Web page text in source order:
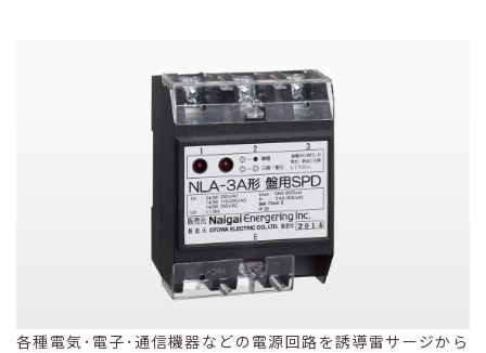
各種電気･電子･通信機器などの電源回路を誘導雷サージから